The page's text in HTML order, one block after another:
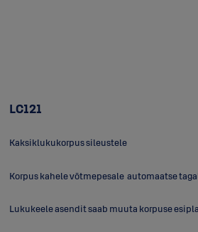
LC121
Kaksiklukukorpus sileustele
Korpus kahele võtmepesale automaatse
Lukukeele asendit saab muuta korpuse